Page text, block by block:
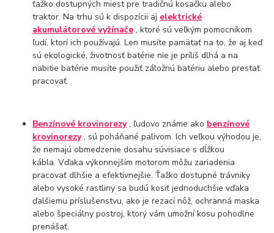
ťažko dostupných miest pre tradičnú kosačku alebo
traktor. Na trhu sú k dispozícii aj elektrické
akumulátorové vyžínače , ktoré sú veľkým pomocníkom
ľudí, ktorí ich používajú. Len musíte pamätať na to, že aj keď
sú ekologické, životnosť batérie nie je príliš dlhá a na
nabitie batérie musíte použiť záložnú batériu alebo prestať
pracovať.
Benzínové krovinorezy, ľudovo známe ako benzínové
krovinorezy, sú poháňané palivom. Ich veľkou výhodou je,
že nemajú obmedzenie dosahu súvisiace s dĺžkou
kábla. Vďaka výkonnejším motorom môžu zariadenia
pracovať dlhšie a efektívnejšie. Ťažko dostupné trávniky
alebo vysoké rastliny sa budú kosiť jednoduchšie vďaka
ďalšiemu príslušenstvu, ako je rezací nôž, ochranná maska ​​
alebo špeciálny postroj, ktorý vám umožní kosu pohodlne
prenášať.